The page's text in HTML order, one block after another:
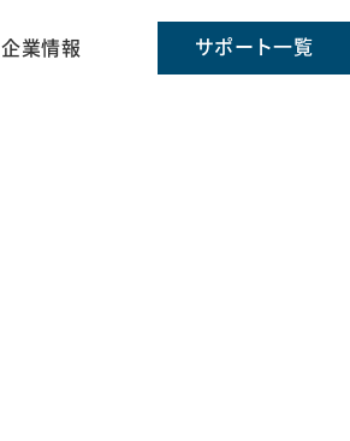
企業情報 サポート一覧